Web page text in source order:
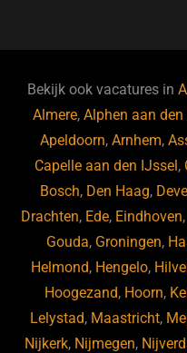
b
o
o
k
ky dI
n
Bekijk ook vacatures in
Almere,Alphen aan den
Apeldoorn,Arnhem,
Capelle aan den IJssel,
Bosch, Den Haag,
Drachten, Ede, Eindhoven,
Gouda, Groningen,
Helmond, Hengelo,
Hoogezand, Hoorn,
Lelystad, Maastricht,
Nijkerk, Nijmegen,